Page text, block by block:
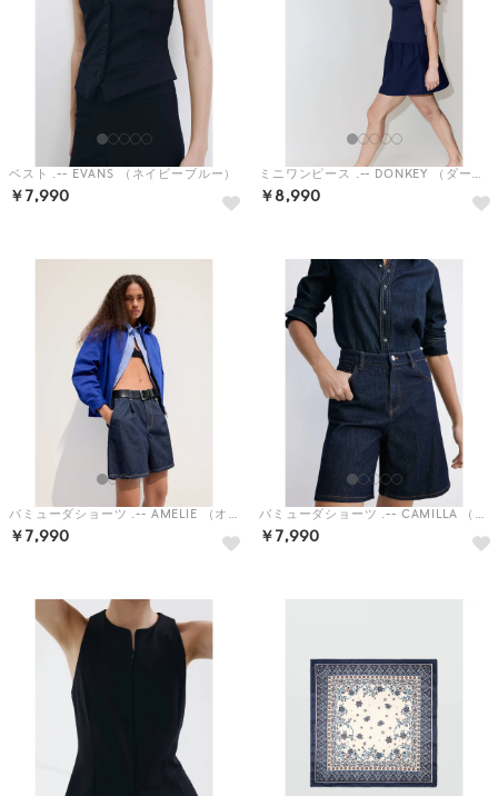
ベスト .-- EVANS （ネイビーブルー）
￥7,990
ミニワンピース .-- DONKEY （ダークブルー）
￥8,990
バミューダショーツ .-- AMELIE （オープンブルー）
￥7,990
バミューダショーツ .-- CAMILLA （オープンブルー）
￥7,990